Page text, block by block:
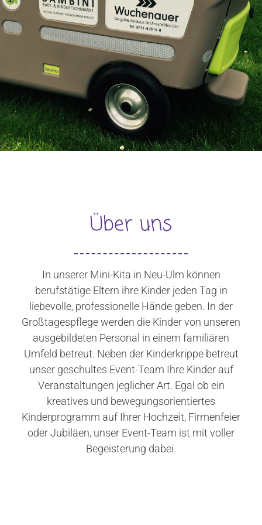
Über uns
In unserer Mini-Kita in Neu-Ulm können
berufstätige Eltern ihre Kinder jeden Tag in
liebevolle, professionelle Hände geben. In der
Großtagespflege werden die Kinder von unseren
ausgebildeten Personal in einem familiären
Umfeld betreut. Neben der Kinderkrippe betreut
unser geschultes Event-Team Ihre Kinder auf
Veranstaltungen jeglicher Art. Egal ob ein
kreatives und bewegungsorientiertes
Kinderprogramm auf Ihrer Hochzeit, Firmenfeier
oder Jubiläen, unser Event-Team ist mit voller
Begeisterung dabei.